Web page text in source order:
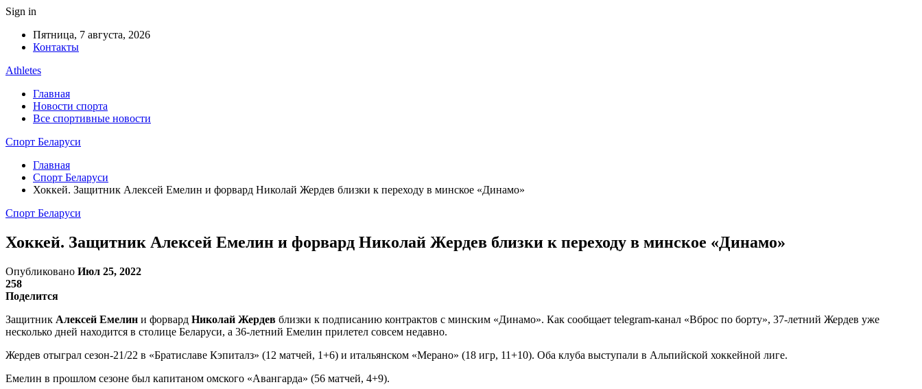
Sign in
Пятница, 7 августа, 2026
Контакты
Athletes
Главная
Новости спорта
Все спортивные новости
Спорт Беларуси
Главная
Спорт Беларуси
Хоккей. Защитник Алексей Емелин и форвард Николай Жердев близки к переходу в минское «Динамо»
Спорт Беларуси
Хоккей. Защитник Алексей Емелин и форвард Николай Жердев близки к переходу в минское «Динамо»
Опубликовано Июл 25, 2022
258
Поделится
Защитник Алексей Емелин и форвард Николай Жердев близки к подписанию контрактов с минским «Динамо». Как сообщает telegram-канал «Вброс по борту», 37-летний Жердев уже
несколько дней находится в столице Беларуси, а 36-летний Емелин прилетел совсем недавно.
Жердев отыграл сезон-21/22 в «Братиславе Кэпиталз» (12 матчей, 1+6) и итальянском «Мерано» (18 игр, 11+10). Оба клуба выступали в Альпийской хоккейной лиге.
Емелин в прошлом сезоне был капитаном омского «Авангарда» (56 матчей, 4+9).